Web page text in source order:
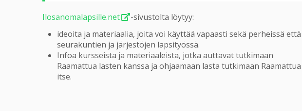
Ilosanomalapsille.net
-sivustolta löytyy:
ideoita ja materiaalia, joita voi käyttää vapaasti sekä perheissä että
seurakuntien ja järjestöjen lapsityössä.
Infoa kursseista ja materiaaleista, jotka auttavat tutkimaan
Raamattua lasten kanssa ja ohjaamaan lasta tutkimaan Raamattua
itse.